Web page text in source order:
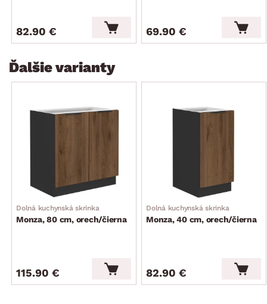
82.90 € 69.90 €
Ďalšie varianty
Dolná kuchynská skrinka
Monza, 80 cm, orech/čierna
115.90 €
Dolná kuchynská skrinka
Monza, 40 cm, orech/čierna
82.90 €